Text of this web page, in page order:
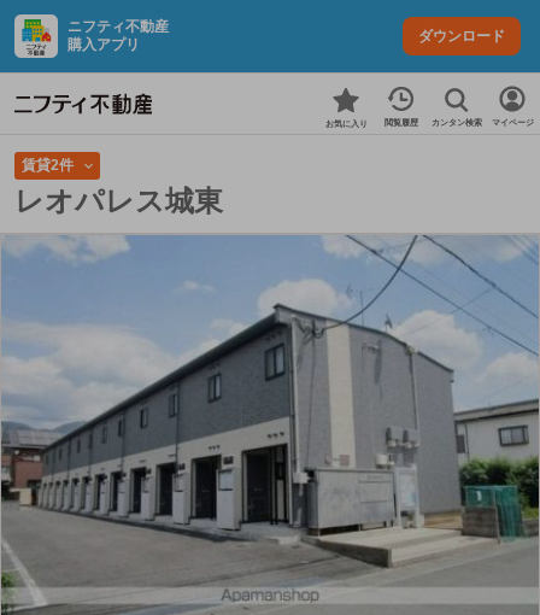
ニフティ不動産
購入アプリ
ダウンロード
お気に入り 閲覧履歴 カンタン検索 マイページ
賃貸2件
レオパレス城東